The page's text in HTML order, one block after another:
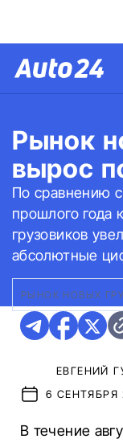
Рынок
вырос
По сравнению
прошлого года
грузовиков
абсолютные
РЫНОК НОВЫХ
ЕВГЕНИЙ
6 СЕНТЯБРЯ
В течение